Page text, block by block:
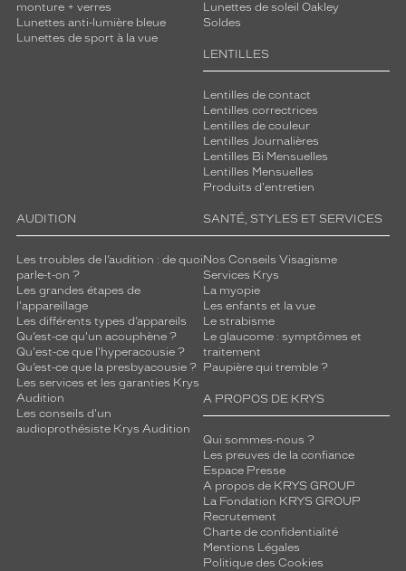
monture + verres
Lunettes anti-lumière bleue
Lunettes de sport à la vue
Lunettes de soleil Oakley
Soldes
LENTILLES
Lentilles de contact
Lentilles correctrices
Lentilles de couleur
Lentilles Journalières
Lentilles Bi Mensuelles
Lentilles Mensuelles
Produits d'entretien
AUDITION
Les troubles de l’audition : de quoi
parle-t-on ?
Les grandes étapes de
l'appareillage
Les différents types d’appareils
Qu’est-ce qu'un acouphène ?
Qu'est-ce que l'hyperacousie ?
Qu’est-ce que la presbyacousie ?
Les services et les garanties Krys
Audition
Les conseils d'un
audioprothésiste Krys Audition
SANTÉ, STYLES ET SERVICES
Nos Conseils Visagisme
Services Krys
La myopie
Les enfants et la vue
Le strabisme
Le glaucome : symptômes et
traitement
Paupière qui tremble ?
A PROPOS DE KRYS
Qui sommes-nous ?
Les preuves de la confiance
Espace Presse
A propos de KRYS GROUP
La Fondation KRYS GROUP
Recrutement
Charte de confidentialité
Mentions Légales
Politique des Cookies